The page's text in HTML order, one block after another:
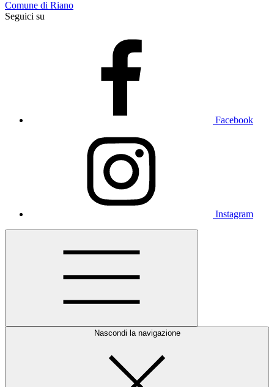
Comune di Riano
Seguici su
Facebook
Instagram
Nascondi la navigazione